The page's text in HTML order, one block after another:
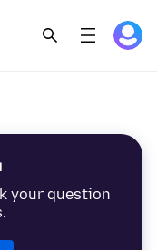
your question